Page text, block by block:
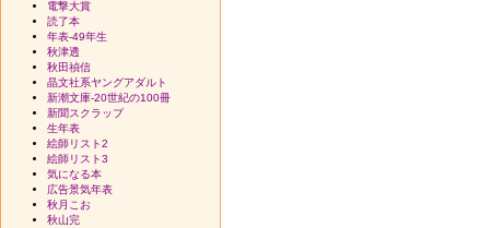
電撃大賞
読了本
年表-49年生
秋津透
秋田禎信
晶文社系ヤングアダルト
新潮文庫-20世紀の100冊
新聞スクラップ
生年表
絵師リスト2
絵師リスト3
気になる本
広告景気年表
秋月こお
秋山完